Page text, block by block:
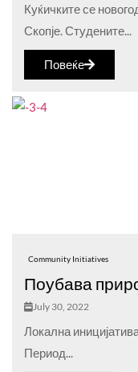
Куќичките се
Скопје. Студените...
Повеќе
Community Initiatives
Поубава
July 30, 2022
Локална
Период...